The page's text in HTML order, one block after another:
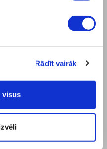
Rādīt vairāk
visus
nosacījumi
reklāmas materiāli